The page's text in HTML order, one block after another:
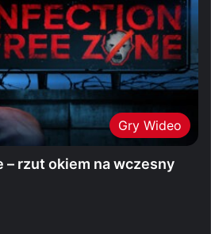
Gry Wideo
– rzut okiem na wczesny